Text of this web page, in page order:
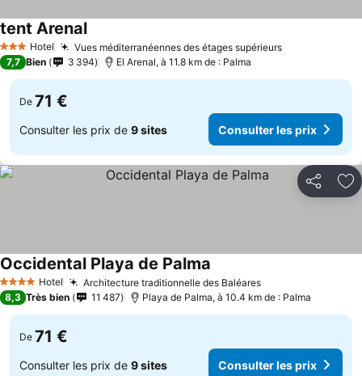
3 ÉtoilesHotel Vues méditerranéennes des étages supérieurs
tent Arenal
7,7 Bien 3 394 El Arenal, à 11.8 km de : Palma
De 71 €
Consulter les prix de 9 sites Consulter les prix
Partager
4 Étoiles Hotel Architecture traditionnelle des Baléares
Occidental Playa de Palma
8,3 Très bien 11 487 Playa de Palma, à 10.4 km de : Palma
De 71 €
Consulter les prix de 9 sites Consulter les prix